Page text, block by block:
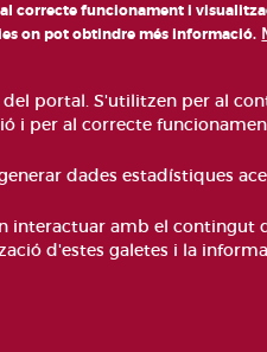
4 VALÈNCIA 46003
correcte funcionament i
on pot obtindre més informació.
portal. S'utilitzen per al
i per al correcte
dades estadístiques
interactuar amb el contingut
d'estes galetes i la